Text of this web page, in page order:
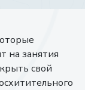
на занятия
свой